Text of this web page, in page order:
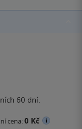
60 dní.
cena:0 Kč